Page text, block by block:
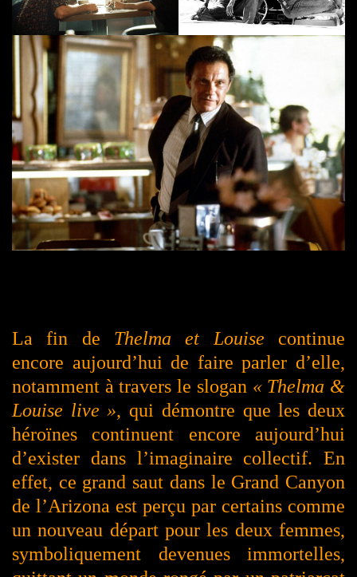
La fin de Thelma et Louise continue
encore aujourd’hui de faire parler d’elle,
notamment à travers le slogan « Thelma &
Louise live », qui démontre que les deux
héroïnes continuent encore aujourd’hui
d’exister dans l’imaginaire collectif. En
effet, ce grand saut dans le Grand Canyon
de l’Arizona est perçu par certains comme
un nouveau départ pour les deux femmes,
symboliquement devenues immortelles,